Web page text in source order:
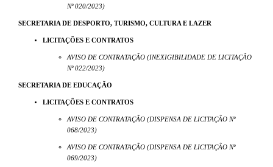
Nº 020/2023)
SECRETARIA DE DESPORTO, TURISMO, CULTURA E LAZER
LICITAÇÕES E CONTRATOS
AVISO DE CONTRATAÇÃO (INEXIGIBILIDADE DE LICITAÇÃO
Nº 022/2023)
SECRETARIA DE EDUCAÇÃO
LICITAÇÕES E CONTRATOS
AVISO DE CONTRATAÇÃO (DISPENSA DE LICITAÇÃO Nº
068/2023)
AVISO DE CONTRATAÇÃO (DISPENSA DE LICITAÇÃO Nº
069/2023)